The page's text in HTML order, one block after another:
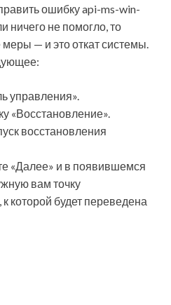
ошибку api-ms-win-
ничего не помогло, то
— и это откат системы.
управления».
«Восстановление».
восстановления
«Далее» и в появившемся
вам точку
которой будет переведена